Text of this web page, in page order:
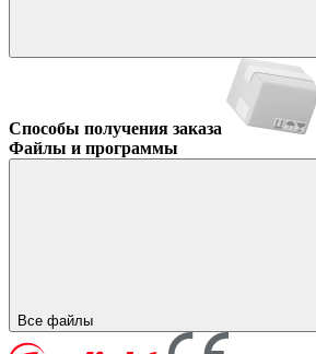
Способы получения заказа
Файлы и программы
Все файлы